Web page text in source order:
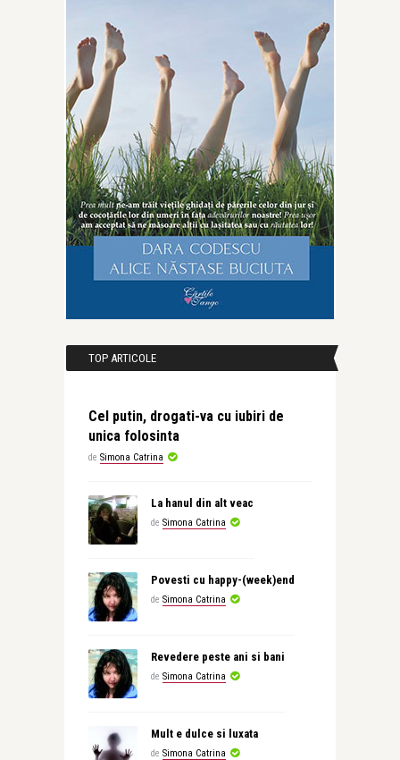
TOP ARTICOLE
Cel putin, drogati-va cu iubiri de
unica folosinta
de Simona Catrina
La hanul din alt veac
de Simona Catrina
Povesti cu happy-(week)end
de Simona Catrina
Revedere peste ani si bani
de Simona Catrina
Mult e dulce si luxata
de Simona Catrina